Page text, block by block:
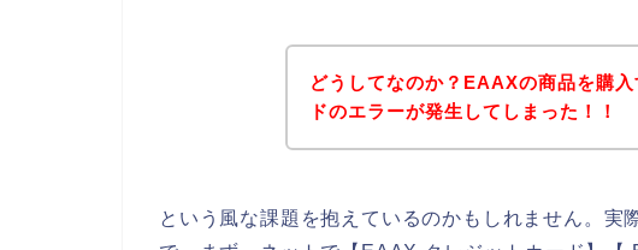
どうしてなのか？EAAXの商品を購
ドのエラーが発生してしまった！！
という風な課題を抱えているのかもしれません。実